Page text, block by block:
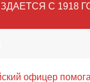
С 1918